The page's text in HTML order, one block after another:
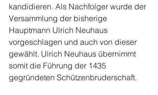
kandidieren. Als Nachfolger wurde der
Versammlung der bisherige
Hauptmann Ulrich Neuhaus
vorgeschlagen und auch von dieser
gewählt. Ulrich Neuhaus übernimmt
somit die Führung der 1435
gegründeten Schützenbruderschaft.